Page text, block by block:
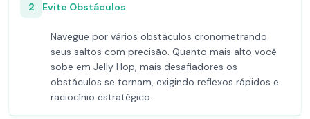
2 Evite Obstáculos
Navegue por vários obstáculos cronometrando
seus saltos com precisão. Quanto mais alto você
sobe em Jelly Hop, mais desafiadores os
obstáculos se tornam, exigindo reflexos rápidos e
raciocínio estratégico.